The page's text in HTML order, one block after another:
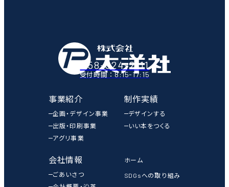
058-324-2111
受付時間：8:15-17:15
事業紹介
企画・デザイン事業
出版・印刷事業
アグリ事業
制作実績
デザインする
いい本をつくる
会社情報
ごあいさつ
ホーム
SDGsへの取り組み